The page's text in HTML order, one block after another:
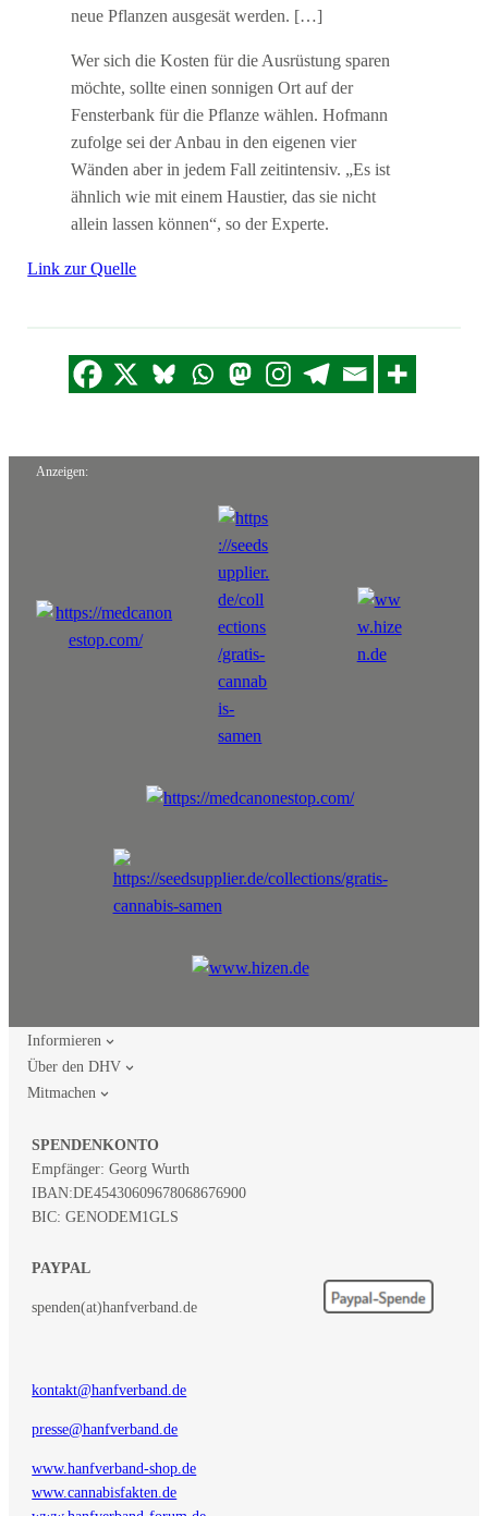
neue Pflanzen ausgesät werden. […]
Wer sich die Kosten für die Ausrüstung sparen
möchte, sollte einen sonnigen Ort auf der
Fensterbank für die Pflanze wählen. Hofmann
zufolge sei der Anbau in den eigenen vier
Wänden aber in jedem Fall zeitintensiv. „Es ist
ähnlich wie mit einem Haustier, das sie nicht
allein lassen können“, so der Experte.
Link zur Quelle
Anzeigen:
Informieren
Über den DHV
Mitmachen
SPENDENKONTO
Empfänger: Georg Wurth
IBAN:DE45430609678068676900
BIC: GENODEM1GLS
PAYPAL
spenden(at)hanfverband.de
kontakt@hanfverband.de
presse@hanfverband.de
www.hanfverband-shop.de
www.cannabisfakten.de